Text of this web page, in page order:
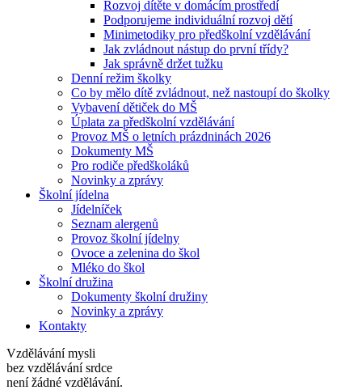
Rozvoj dítěte v domácím prostředí
Podporujeme individuální rozvoj dětí
Minimetodiky pro předškolní vzdělávání
Jak zvládnout nástup do první třídy?
Jak správně držet tužku
Denní režim školky
Co by mělo dítě zvládnout, než nastoupí do školky
Vybavení dětiček do MŠ
Úplata za předškolní vzdělávání
Provoz MŠ o letních prázdninách 2026
Dokumenty MŠ
Pro rodiče předškoláků
Novinky a zprávy
Školní jídelna
Jídelníček
Seznam alergenů
Provoz školní jídelny
Ovoce a zelenina do škol
Mléko do škol
Školní družina
Dokumenty školní družiny
Novinky a zprávy
Kontakty
Vzdělávání mysli
bez vzdělávání srdce
není žádné vzdělávání.